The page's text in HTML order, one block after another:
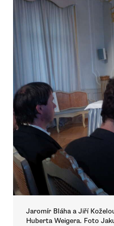
Jaromír Bláha a Jiří
Huberta Weigera. Foto